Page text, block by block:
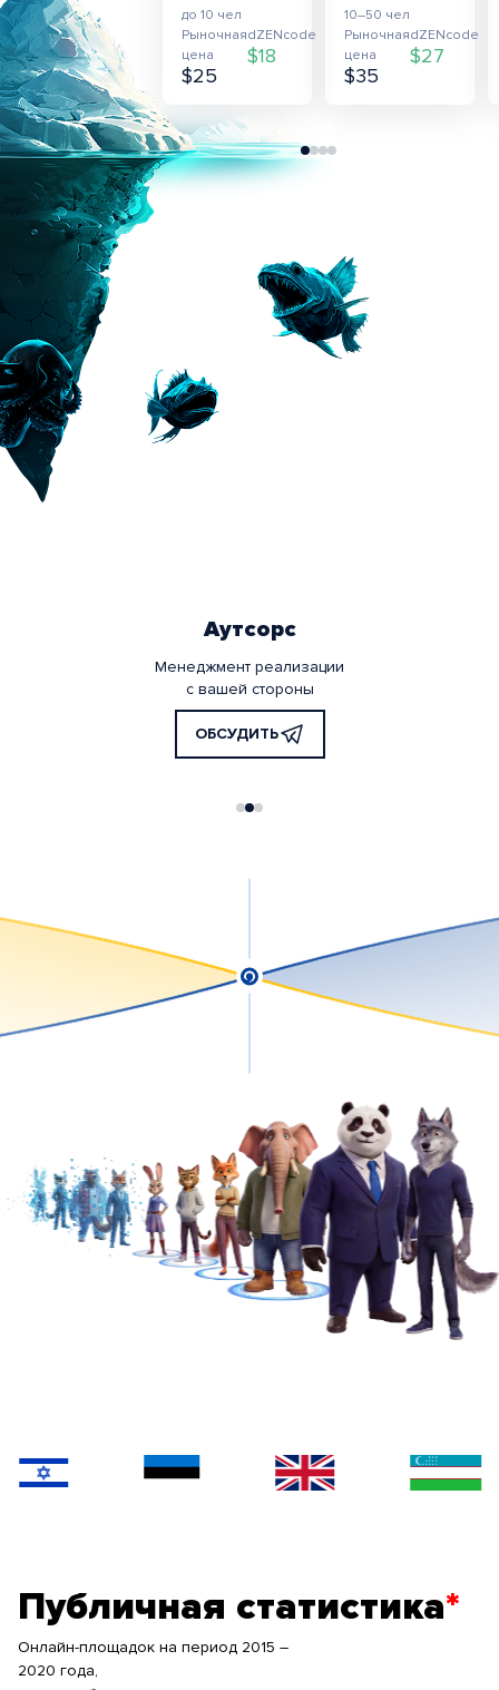
до 10 чел
Рыночная
цена
$25
dZENcode
$18
10–50 чел
Рыночная
цена
$35
dZENcode
$27
Аутсорс
Менеджмент реализации
с вашей стороны
ОБСУДИТЬ
Публичная статистика*
Онлайн-площадок на период 2015 –
2020 года,